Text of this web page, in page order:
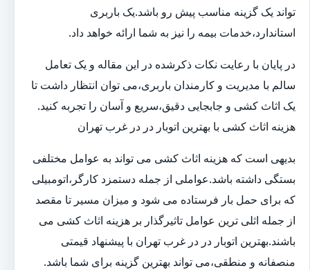
تواند یک گزینه مناسب پیش رو باشد.یک باربری
استاندارد،خدمات بیمه را نیز به شما ارائه خواهد داد.
در پایان با رعایت نکات ذکرشده در این مقاله و یک تعامل
سالم با مدیریت و کارمندان باربری،می توان انتظار داشت تا
یک اثاث کشی و جابجایی دقیق،سریع و آسان را تجربه کنید.
هزینه اثاث کشی با بهترین اتوبار در در غرب تهران
بدیهی است که هزینه اثاث کشی می تواند به عوامل مختلفی
بستگی داشته باشد.عواملی از جمله دستمزد کارگر،اتومبیلی
که برای حمل بار فرستاده می شود و میزان مسیر تا مقصد
از جمله اثلی ترین عوامل تاثیرگذار بر هزینه اثاث کشی می
باشند.بهترین اتوبار در در غرب تهران با پیشنهاد قیمتی
منصفانه و منطقی،می تواند بهترین گزینه برای شما باشد.